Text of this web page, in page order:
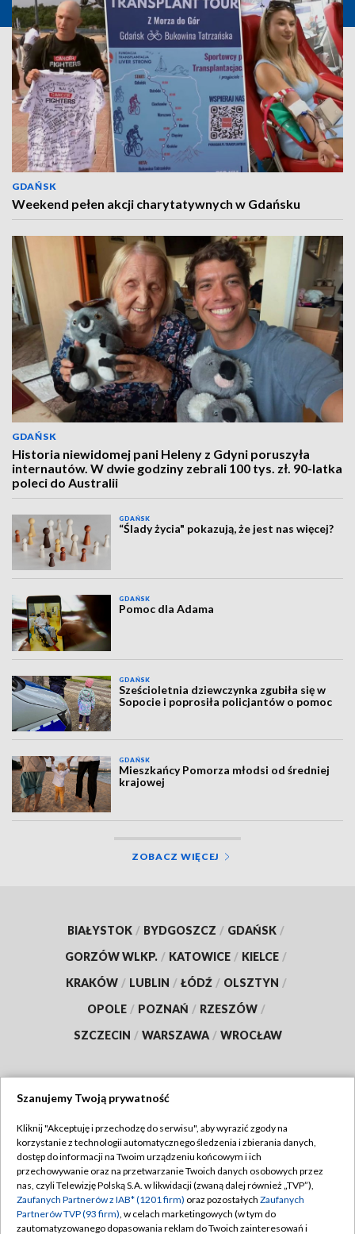
GDAŃSK
Weekend pełen akcji charytatywnych w Gdańsku
GDAŃSK
Historia niewidomej pani Heleny z Gdyni poruszyła
internautów. W dwie godziny zebrali 100 tys. zł. 90-latka
poleci do Australii
GDAŃSK
“Ślady życia" pokazują, że jest nas więcej?
GDAŃSK
Pomoc dla Adama
GDAŃSK
Sześcioletnia dziewczynka zgubiła się w
Sopocie i poprosiła policjantów o pomoc
GDAŃSK
Mieszkańcy Pomorza młodsi od średniej
krajowej
ZOBACZ WIĘCEJ
BIAŁYSTOK / BYDGOSZCZ / GDAŃSK /
GORZÓW WLKP. / KATOWICE / KIELCE /
KRAKÓW / LUBLIN / ŁÓDŹ / OLSZTYN /
OPOLE / POZNAŃ / RZESZÓW /
SZCZECIN / WARSZAWA / WROCŁAW
TVP
Abonament TVP
Emisja w TVP
Centrum informacji TVP
Regulamin TVP
Polityka prywatności
Moje zgody
Szanujemy Twoją prywatność
Kliknij "Akceptuję i przechodzę do serwisu", aby wyrazić zgody na
korzystanie z technologii automatycznego śledzenia i zbierania danych,
dostęp do informacji na Twoim urządzeniu końcowym i ich
przechowywanie oraz na przetwarzanie Twoich danych osobowych przez
nas, czyli Telewizję Polską S.A. w likwidacji (zwaną dalej również „TVP”),
Zaufanych Partnerów z IAB* (1201 firm) oraz pozostałych Zaufanych
Partnerów TVP (93 firm), w celach marketingowych (w tym do
zautomatyzowanego dopasowania reklam do Twoich zainteresowań i